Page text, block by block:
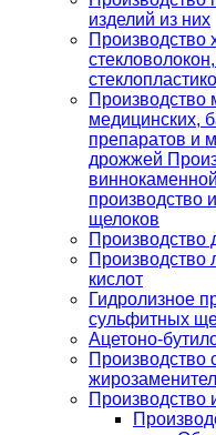
изделий из них
Производство
Производство
медицинских,
препаратов и
дрожжей
производство
щелоков
Производство
Производство
кислот
Гидролизное
сульфитных
Ацетоно-
Производство
Производство